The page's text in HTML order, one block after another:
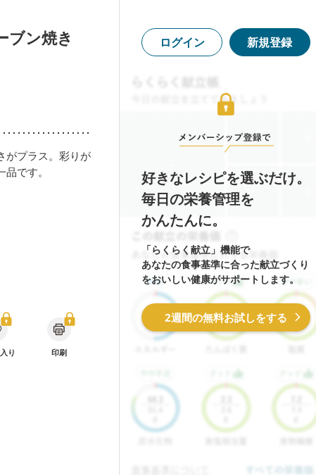
ブン焼き
がプラス。彩りが
です。
り 印刷
ログイン 新規登録
好きなレシピを選ぶだけ。
毎日の栄養管理を
かんたんに。
「らくらく献立」機能で
あなたの食事基準に合った献立づくり
をおいしい健康がサポートします。
2週間の無料お試しをする